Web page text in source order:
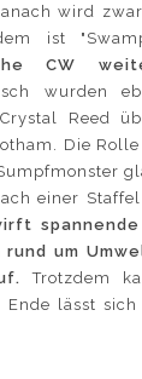
wird
ist
CW
wurden
Reed
Die
einer
um
Trotzdem
lässt